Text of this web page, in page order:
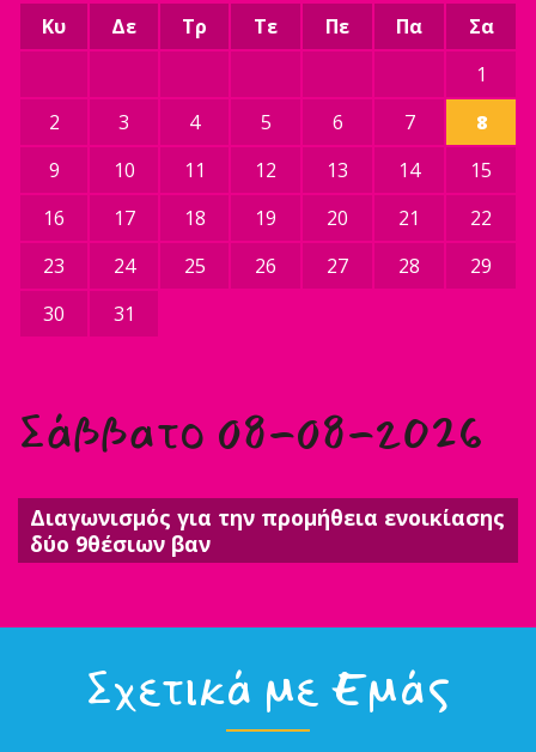
Κυ Δε Τρ Τε Πε Πα
Σα
1
2
3 4 5 6 7
8
9
10 11 12 13 14
15
16
17 18 19 20 21
22
23
24 25 26 27 28
29
30
31
Σάββατο 08-08-2026
Διαγωνισμός για την προμήθεια ενοικίασης
δύο 9θέσιων βαν
Σχετικά με Εμάς